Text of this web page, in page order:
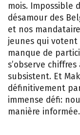
mois. Impossible
désamour des
et nos
jeunes qui
manque de
s’observe
subsistent. Et
définitivement
immense défi:
manière informée.